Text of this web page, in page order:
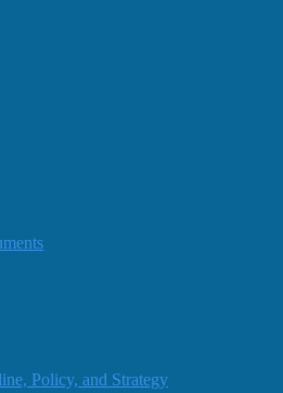
Policy, and Strategy